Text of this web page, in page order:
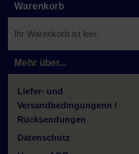
Warenkorb
Ihr Warenkorb ist leer.
Mehr über...
Liefer- und
Versandbedingungenn /
Rücksendungen
Datenschutz